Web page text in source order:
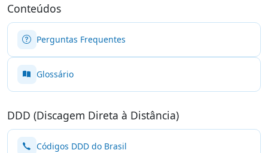
Conteúdos
Perguntas Frequentes
Glossário
DDD (Discagem Direta à Distância)
Códigos DDD do Brasil